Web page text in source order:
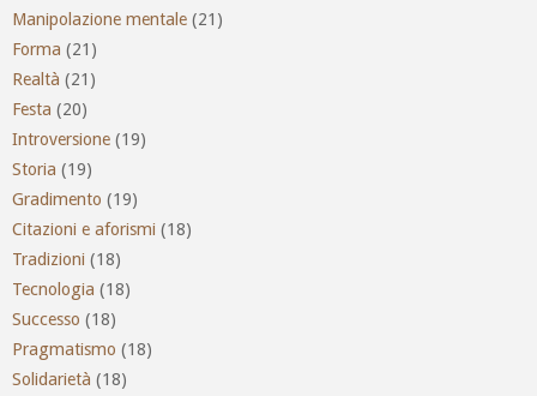
Manipolazione mentale (21)
Forma (21)
Realtà (21)
Festa (20)
Introversione (19)
Storia (19)
Gradimento (19)
Citazioni e aforismi (18)
Tradizioni (18)
Tecnologia (18)
Successo (18)
Pragmatismo (18)
Solidarietà (18)